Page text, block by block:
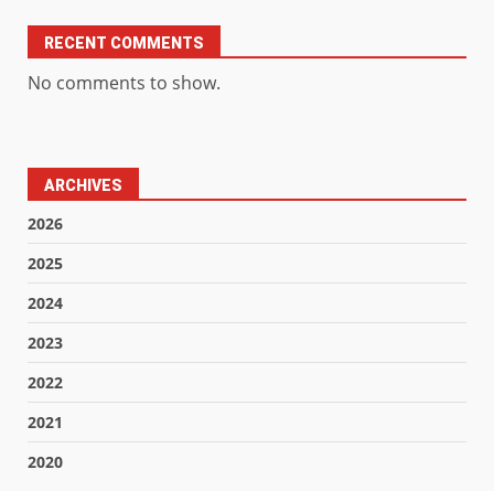
RECENT COMMENTS
No comments to show.
ARCHIVES
2026
2025
2024
2023
2022
2021
2020